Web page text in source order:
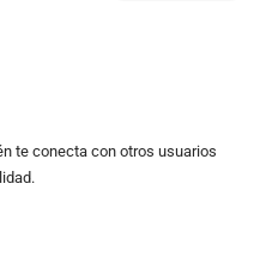
te conecta con otros usuarios